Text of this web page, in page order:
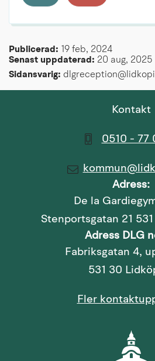
Publicerad:
19 feb, 2024
Senast uppdaterad: 20 aug, 2025
Sidansvarig:
Kontakt
0510 - 77
Adress:
De la
Stenportsgatan 21
Adress DLG
Fabriksgatan 4,
531 30
Fler